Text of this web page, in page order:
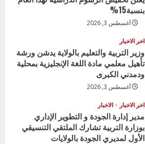
بنسبة15%
أغسطس 3, 2026
اخر الاخبار
وزير التربية والتعليم بالولاية يدشن ورشة
تأهيل معلمي مادة اللغة الإنجليزية بمحلية
ودمدني الكبرى
أغسطس 3, 2026
اخر الاخبار الاخبار
مدير إدارة الجودة و التطوير الإداري
بوزارة التربية تشارك الملتقي التنسيقي
الأول لمديري الجودة بالولايات